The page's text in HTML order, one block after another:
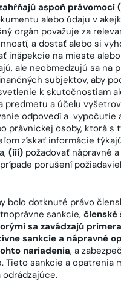
aspoň právomoci
alebo údaju v
orgán považuje za
a dostať alebo si
inšpekcie na mieste
ale neobmedzujú sa na
subjektov, aby
k skutočnostiam
predmetu a účelu
odpovedí a vypočutie
právnickej osoby, ktorá s
získať informácie
(iii) požadovať nápravné
porušení
bolo dotknuté právo
sankcie, členské
sa zavádzajú
sankcie a nápravné
nariadenia, a
Tieto sankcie a opatrenia